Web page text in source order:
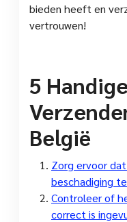
bieden heeft en
vertrouwen!
5
België
Zorg ervoor
beschadiging
Controleer of
correct is